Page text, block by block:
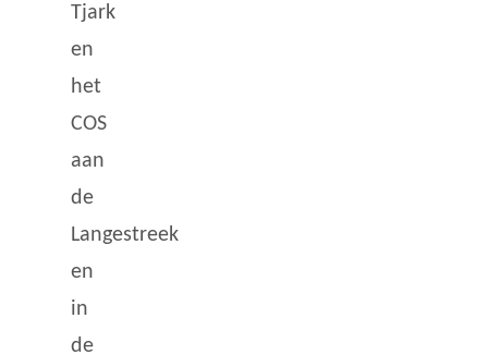
Tjark
en
het
COS
aan
de
Langestreek
en
in
de